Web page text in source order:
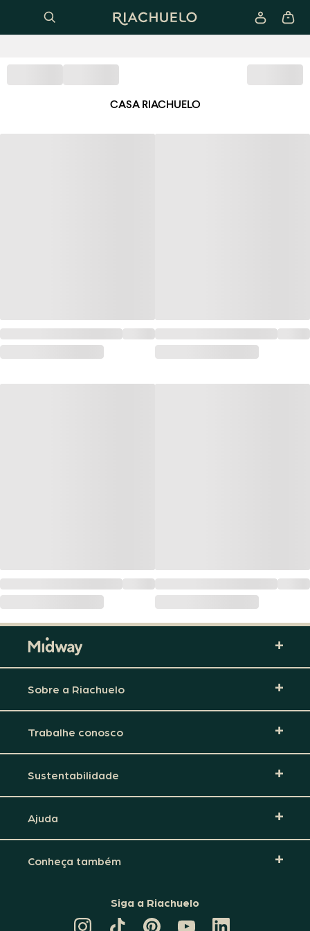
CASA RIACHUELO
Sobre a Riachuelo
Trabalhe conosco
Sustentabilidade
Ajuda
Conheça também
Siga a Riachuelo
CANAL